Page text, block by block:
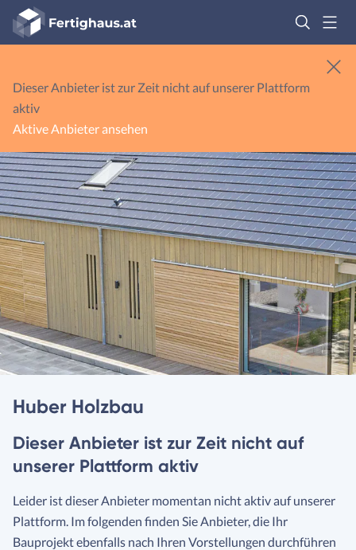
Fertighaus
Logo
Dieser Anbieter ist zur Zeit nicht auf unserer Plattform
aktiv
Aktive Anbieter ansehen
Huber Holzbau
Dieser Anbieter ist zur Zeit nicht auf
unserer Plattform aktiv
Leider ist dieser Anbieter momentan nicht aktiv auf unserer
Plattform. Im folgenden finden Sie Anbieter, die Ihr
Bauprojekt ebenfalls nach Ihren Vorstellungen durchführen